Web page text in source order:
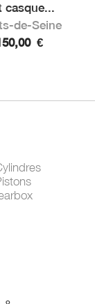
casque...
de-Seine
€